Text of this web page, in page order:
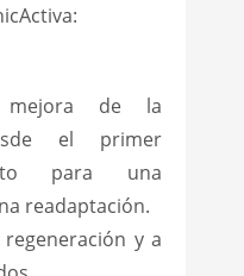
de la
el primer
para una
readaptación.
y a